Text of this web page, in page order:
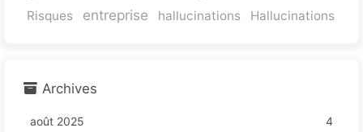
Risques
entreprise hallucinations Hallucinations
Archives
août 2025
4